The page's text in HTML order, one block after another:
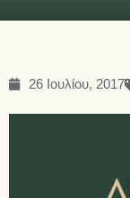
26 Ιουλίου, 2017